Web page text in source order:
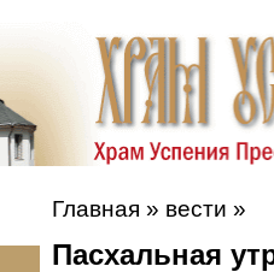
Главная » вести »
Пасхальная